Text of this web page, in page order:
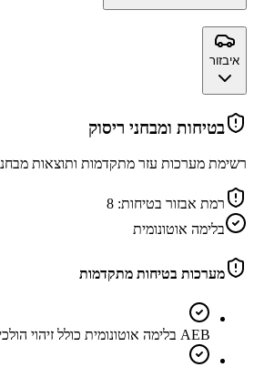
איבזור
בטיחות ומבחני ריסוק
רשימת מערכות עזר מתקדמות ותוצאות
רמת אבזור בטיחות: 8
בלימה אוטונומית
מערכות בטיחות מתקדמות
AEB בלימה אוטונומית כולל זיהוי הולכי רגל ואופניים